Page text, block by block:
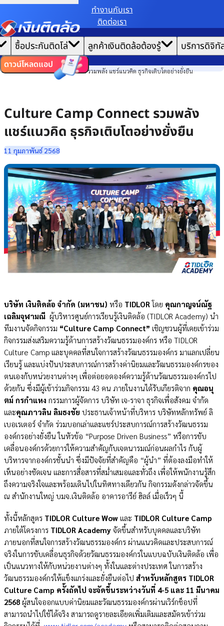
ทํางานกับเรา
ติดต่อเรา
|
ไทย EN
ซื้อประกันติดโล่ ลูกค้าเงินติดล้อต้องรู้ บริการดิจิทั
ดาวน์โหลดแอป
หน้าแรก
ข่าวสาร
องค์กร
Culture Camp Connect รวมพลัง แชร์แนวคิด ธุรกิจเติบโตอย่างยั่งยืน
Culture Camp Connect รวมพลัง
แชร์แนวคิด ธุรกิจเติบโตอย่างยั่งยืน
11 กุมภาพันธ์ 2568
บริษัท เงินติดล้อ จำกัด (มหาชน) หรือ TIDLOR โดย คุณกาญจน์ณัฐ
เฉลิมจุฬามณี ผู้บริหารศูนย์การเรียนรู้เงินติดล้อ (TIDLOR Academy) นำ
ทีมงานจัดกิจกรรม “Culture Camp Connect” เชิญชวนผู้ที่เคยเข้าร่วม
กิจกรรมส่งเสริมความรู้ด้านการสร้างวัฒนธรรมองค์กร หรือ TIDLOR
Culture Camp และบุคคลที่สนใจการสร้างวัฒนธรรมองค์กร มาแลกเปลี่ยน
เรียนรู้ และแบ่งปันประสบการณ์การสร้างค่านิยมและวัฒนธรรมองค์กรของ
ตนเองกับหน่วยงานต่างๆ เพื่อต่อยอดองค์ความรู้ด้านวัฒนธรรมองค์กรไป
ด้วยกัน ซึ่งมีผู้เข้าร่วมกิจกรรม 43 คน ภายในงานได้รับเกียรติจาก คุณอนุ
ตม์ กรกำแหง กรรมการผู้จัดการ บริษัท เจ-ราจา ธุรกิจเพื่อสังคม จำกัด
และคุณภาวลิน ลิมธงชัย ประธานเจ้าหน้าที่บริหาร บริษัทหลักทรัพย์ ลิ
เบอเรเตอร์ จำกัด ร่วมบอกเล่าและแชร์ประสบการณ์การสร้างวัฒนธรรม
องค์กรอย่างยั่งยืน ในหัวข้อ “Purpose Driven Business” หรือการขับ
เคลื่อนองค์กรด้วยการให้ความสำคัญกับเจตนารมณ์ก่อนผลกำไร กับผู้
บริหารจากองค์กรชั้นนำ ซึ่งมีปัจจัยที่สำคัญคือ “ผู้นำ” ที่ต้องลงมือทำให้
เห็นอย่างชัดเจน และการสื่อสารที่สม่ำเสมอและทั่วถึง เพื่อให้พนักงานรู้สึก
ถึงความจริงใจและพร้อมเดินไปในทิศทางเดียวกัน กิจกรรมดังกล่าวจัดขึ้น
ณ สำนักงานใหญ่ บมจ.เงินติดล้อ อาคารอารีย์ ฮิลล์ เมื่อเร็วๆ นี้
ทั้งนี้หลักสูตร TIDLOR Culture Wow และ TIDLOR Culture Camp
ภายใต้โครงการ TIDLOR Academy จัดขึ้นสำหรับบุคคลและบริษัท
ภายนอกที่สนใจการสร้างวัฒนธรรมองค์กร ผ่านแนวคิดและประสบการณ์
จริงในการขับเคลื่อนธุรกิจด้วยวัฒนธรรมองค์กรในแบบฉบับเงินติดล้อ เพื่อ
เป็นแนวทางให้กับหน่วยงานต่างๆ ทั้งในและต่างประเทศ ในการสร้าง
วัฒนธรรมองค์กรให้แข็งแกร่งและยั่งยืนต่อไป สำหรับหลักสูตร TIDLOR
Culture Camp ครั้งถัดไป จะจัดขึ้นระหว่างวันที่ 4-5 และ 11 มีนาคม
2568 ผู้สนใจออกแบบค่านิยมและวัฒนธรรมองค์กรผ่านเวิร์กช็อปที่
สามารถนำไปใช้ได้จริง สามารถดูรายละเอียดเพิ่มเติมและสมัครเข้าร่วม
เราขอเก็บข้อมูลตาม นโยบายการใช้คุกกี้ เพื่อมอบประสบการณ์การใช้งานเว็บไซต์ที่ดีที่สุดให้
คุณ
ตั้งค่าคุกกี้ ยอมรับคุกกี้ทั้งหมด